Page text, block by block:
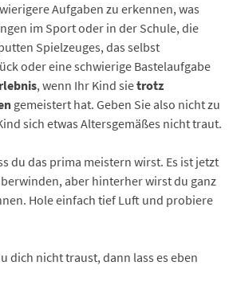
Aufgaben zu erkennen, was
im Sport oder in der Schule, die
Spielzeuges, das selbst
oder eine schwierige Bastelaufgabe
, wenn Ihr Kind sietrotz
gemeistert hat. Geben Sie also nicht zu
sich etwas Altersgemäßes nicht traut.
du das prima meistern wirst. Es ist jetzt
aber hinterher wirst du ganz
Hole einfach tief Luft und probiere
dich nicht traust, dann lass es eben